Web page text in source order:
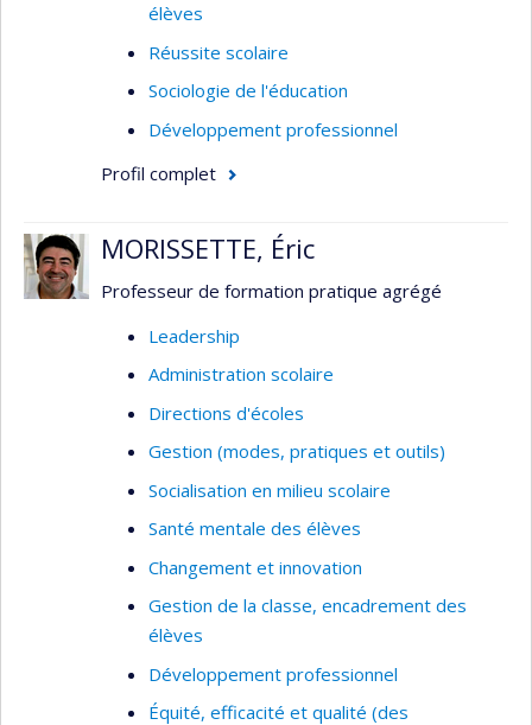
élèves
Réussite scolaire
Sociologie de l'éducation
Développement professionnel
Profil complet
MORISSETTE, Éric
Professeur de formation pratique agrégé
Leadership
Administration scolaire
Directions d'écoles
Gestion (modes, pratiques et outils)
Socialisation en milieu scolaire
Santé mentale des élèves
Changement et innovation
Gestion de la classe, encadrement des
élèves
Développement professionnel
Équité, efficacité et qualité (des